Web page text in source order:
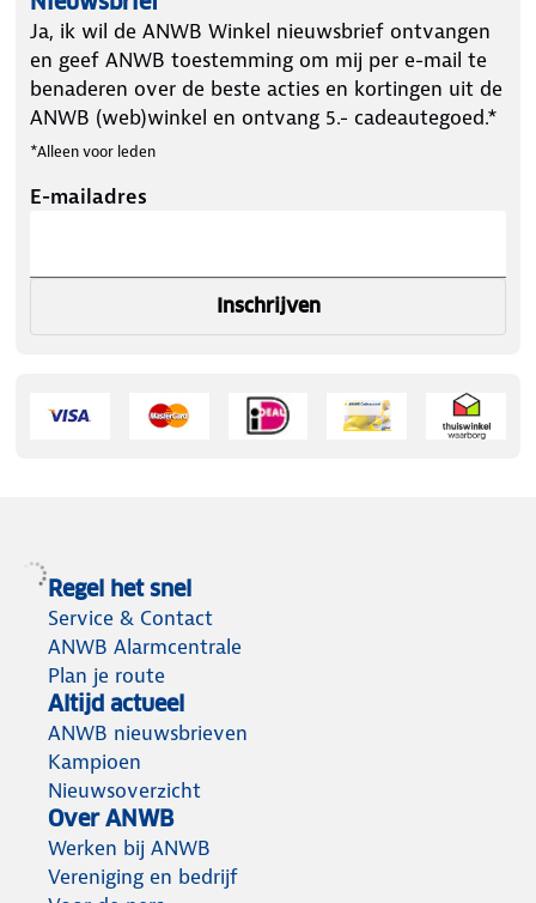
Ja, ik wil de ANWB Winkel nieuwsbrief ontvangen
en geef ANWB toestemming om mij per e-mail te
benaderen over de beste acties en kortingen uit de
ANWB (web)winkel en ontvang 5.- cadeautegoed.*
*Alleen voor leden
E-mailadres
Inschrijven
Regel het snel
Service & Contact
ANWB Alarmcentrale
Plan je route
Altijd actueel
ANWB nieuwsbrieven
Kampioen
Nieuwsoverzicht
Over ANWB
Werken bij ANWB
Vereniging en bedrijf